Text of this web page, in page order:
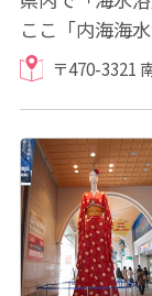
ここ「内海海
屋や尾張エリ
〒470-3321